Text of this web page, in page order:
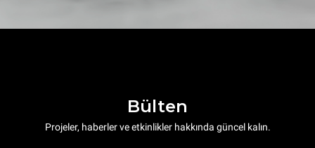
Bülten
Projeler, haberler ve etkinlikler hakkında güncel kalın.